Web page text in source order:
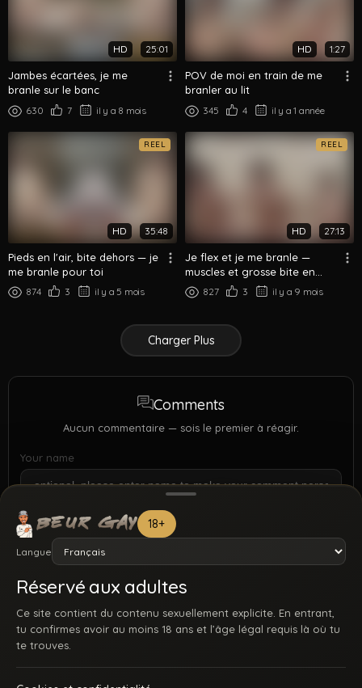
18+
Langue
Réservé aux adultes
Ce site contient du contenu sexuellement explicite. En entrant,
tu confirmes avoir au moins 18 ans et l’âge légal requis là où tu
te trouves.
HD 25:01
Jambes écartées, je me
branle sur le banc
630 7 il y a 8 mois
HD 1:27
POV de moi en train de me
branler au lit
345 4 il y a 1 année
REEL
HD 35:48
Pieds en l'air, bite dehors — je
me branle pour toi
874 3 il y a 5 mois
REEL
HD 27:13
Je flex et je me branle —
muscles et grosse bite en
vitrine
827 3 il y a 9 mois
Charger Plus
Comments
Aucun commentaire — sois le premier à réagir.
Your name